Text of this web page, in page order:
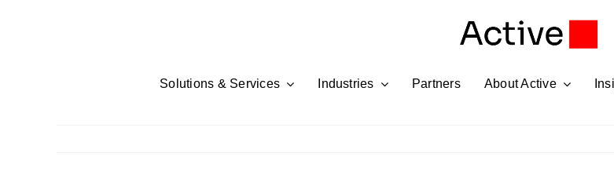
Solutions & Services Industries Partners About Active